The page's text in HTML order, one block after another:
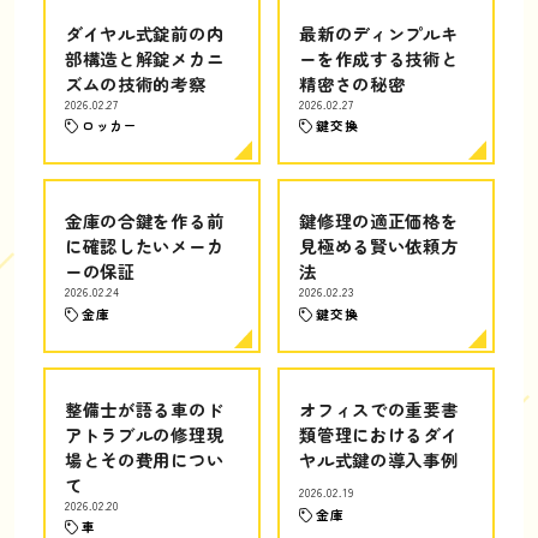
ダイヤル式錠前の内
部構造と解錠メカニ
ズムの技術的考察
2026.02.27
ロッカー
最新のディンプルキ
ーを作成する技術と
精密さの秘密
2026.02.27
鍵交換
金庫の合鍵を作る前
に確認したいメーカ
ーの保証
2026.02.24
金庫
鍵修理の適正価格を
見極める賢い依頼方
法
2026.02.23
鍵交換
整備士が語る車のド
アトラブルの修理現
場とその費用につい
て
2026.02.20
車
オフィスでの重要書
類管理におけるダイ
ヤル式鍵の導入事例
2026.02.19
金庫